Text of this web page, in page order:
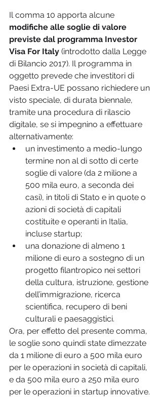
Il comma 10 apporta alcune
modifiche alle soglie di valore
previste dal programma Investor
Visa For Italy (introdotto dalla Legge
di Bilancio 2017). Il programma in
oggetto prevede che investitori di
Paesi Extra-UE possano richiedere un
visto speciale, di durata biennale,
tramite una procedura di rilascio
digitale, se si impegnino a effettuare
alternativamente:
un investimento a medio-lungo
termine non al di sotto di certe
soglie di valore (da 2 milione a
500 mila euro, a seconda dei
casi), in titoli di Stato e in quote o
azioni di società di capitali
costituite e operanti in Italia,
incluse startup;
una donazione di almeno 1
milione di euro a sostegno di un
progetto filantropico nei settori
della cultura, istruzione, gestione
dell’immigrazione, ricerca
scientifica, recupero di beni
culturali e paesaggistici.
Ora, per effetto del presente comma,
le soglie sono quindi state dimezzate
da 1 milione di euro a 500 mila euro
per le operazioni in società di capitali,
e da 500 mila euro a 250 mila euro
per le operazioni in startup innovative.